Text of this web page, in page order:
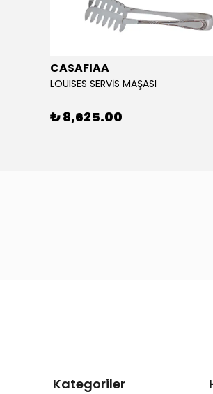
CASAFIAA
LOUISES SERVİS MAŞASI
₺ 8,625.00
Kategoriler